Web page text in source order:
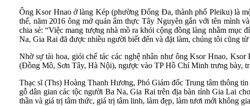
Ông Ksor Hnao ở làng Kép (phường Đống Đa, thành phố Pleiku) là
thế, năm 2016 ông mở quán ẩm thực Tây Nguyên gắn với tên mình
chia sẻ: “Việc mang tượng nhà mồ ra khỏi cộng đồng làng nhằm
Na, Gia Rai đã được nhiều người biết đến và đặt làm, chúng tôi cũng từ
Nhờ sự tài hoa, giỏi chế tác các nghệ nhân như ông Ksor Hnao,
(Đồng Mô, Sơn Tây, Hà Nội), ngược vào TP Hồ Chí Minh trưng bày,
Thạc sĩ (Ths) Hoàng Thanh Hương, Phó Giám đốc Trung tâm thông
gỗ dân gian các tộc người Ba Na, Gia Rai trên địa bàn tỉnh Gia Lai
thần và giá trị tâm thức, giá trị tâm linh, làm đẹp, làm tươi mới không